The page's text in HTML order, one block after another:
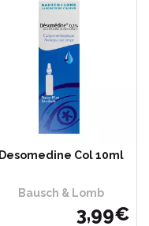
Desomedine Col 10ml
Bausch & Lomb
3,99€